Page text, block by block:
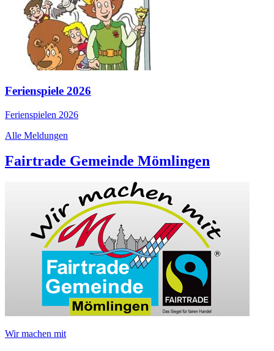
Ferienspiele 2026
Ferienspielen 2026
Alle Meldungen
Fairtrade Gemeinde Mömlingen
Wir machen mit